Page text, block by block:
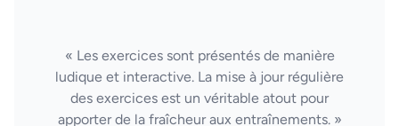
« Les exercices sont présentés de manière
ludique et interactive. La mise à jour régulière
des exercices est un véritable atout pour
apporter de la fraîcheur aux entraînements. »